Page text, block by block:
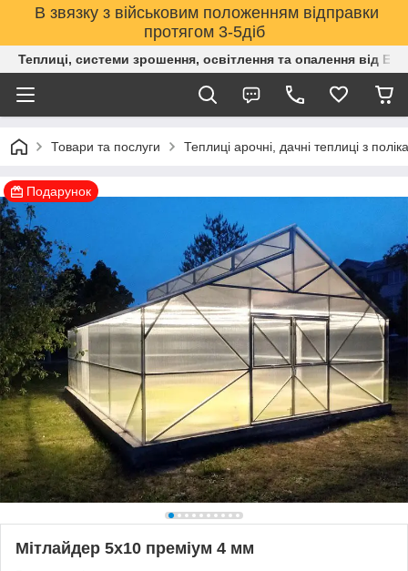
В звязку з військовим положенням відправки
протягом 3-5діб
Теплиці, системи зрошення, освітлення та опалення від
Товари та послуги Теплиці арочні, дачні теплиці з
Подарунок
Мітлайдер 5х10 преміум 4 мм